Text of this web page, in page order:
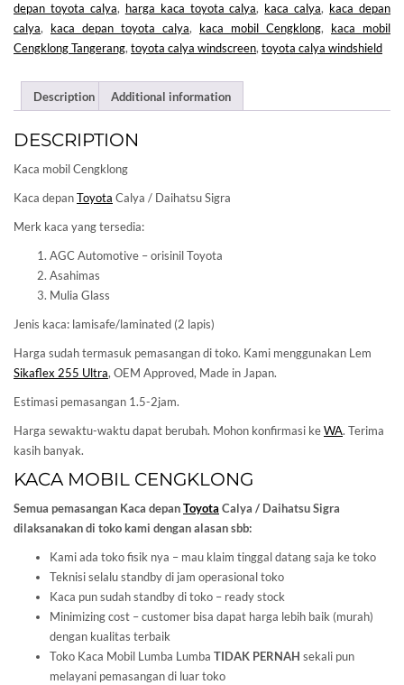
depan toyota calya, harga kaca toyota calya, kaca calya, kaca depan
calya, kaca depan toyota calya, kaca mobil Cengklong, kaca mobil
Cengklong Tangerang, toyota calya windscreen, toyota calya windshield
Description Additional information
DESCRIPTION
Kaca mobil Cengklong
Kaca depanToyota Calya / Daihatsu Sigra
Merk kaca yang tersedia:
AGC Automotive – orisinil Toyota
Asahimas
Mulia Glass
Jenis kaca: lamisafe/laminated (2 lapis)
Harga sudah termasuk pemasangan di toko. Kami menggunakan Lem
Sikaflex 255 Ultra, OEM Approved, Made in Japan.
Estimasi pemasangan 1.5-2jam.
Harga sewaktu-waktu dapat berubah. Mohon konfirmasi keWA. Terima
kasih banyak.
KACA MOBIL CENGKLONG
Semua pemasangan Kaca depanToyota Calya / Daihatsu Sigra
dilaksanakan di toko kami dengan alasan sbb:
Kami ada toko fisik nya – mau klaim tinggal datang saja ke toko
Teknisi selalu standby di jam operasional toko
Kaca pun sudah standby di toko – ready stock
Minimizing cost – customer bisa dapat harga lebih baik (murah)
dengan kualitas terbaik
Toko Kaca Mobil Lumba Lumba TIDAK PERNAH sekali pun
melayani pemasangan di luar toko